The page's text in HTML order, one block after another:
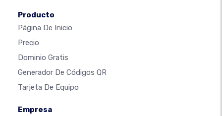
Producto
Página De Inicio
Precio
Dominio Gratis
Generador De Códigos QR
Tarjeta De Equipo
Empresa